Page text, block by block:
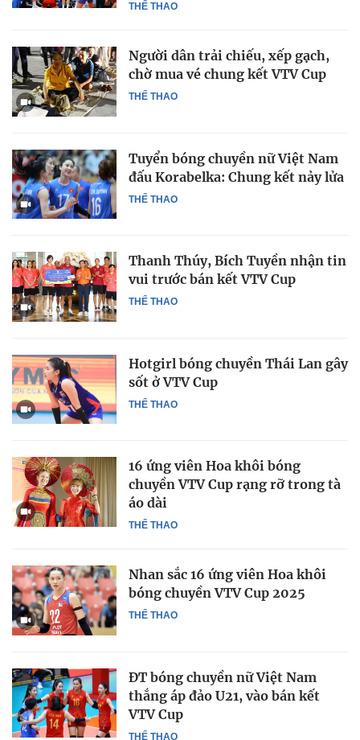
THỂ THAO
THỂ THAO
Người dân trải chiếu, xếp gạch,
chờ mua vé chung kết VTV Cup
THỂ THAO
Tuyển bóng chuyền nữ Việt Nam
đấu Korabelka: Chung kết nảy lửa
THỂ THAO
Thanh Thúy, Bích Tuyền nhận tin
vui trước bán kết VTV Cup
THỂ THAO
Hotgirl bóng chuyền Thái Lan gây
sốt ở VTV Cup
THỂ THAO
16 ứng viên Hoa khôi bóng
chuyền VTV Cup rạng rỡ trong tà
áo dài
THỂ THAO
Nhan sắc 16 ứng viên Hoa khôi
bóng chuyền VTV Cup 2025
THỂ THAO
ĐT bóng chuyền nữ Việt Nam
thắng áp đảo U21, vào bán kết
VTV Cup